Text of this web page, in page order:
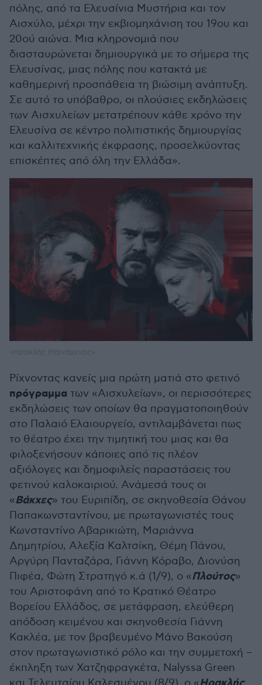
πόλης, από τα Ελευσίνια Μυστήρια και τον
Αισχύλο, μέχρι την εκβιομηχάνιση του 19ου και
20ού αιώνα. Μια κληρονομιά που
διασταυρώνεται δημιουργικά με το σήμερα της
Ελευσίνας, μιας πόλης που κατακτά με
καθημερινή προσπάθεια τη βιώσιμη ανάπτυξη.
Σε αυτό το υπόβαθρο, οι πλούσιες εκδηλώσεις
των Αισχυλείων μετατρέπουν κάθε χρόνο την
Ελευσίνα σε κέντρο πολιτιστικής δημιουργίας
και καλλιτεχνικής έκφρασης, προσελκύοντας
επισκέπτες από όλη την Ελλάδα».
Ρίχνοντας κανείς μια πρώτη ματιά στο φετινό
πρόγραμμα των «Αισχυλείων», οι περισσότερες
εκδηλώσεις των οποίων θα πραγματοποιηθούν
στο Παλαιό Ελαιουργείο, αντιλαμβάνεται πως
το θέατρο έχει την τιμητική του μιας και θα
φιλοξενήσουν κάποιες από τις πλέον
αξιόλογες και δημοφιλείς παραστάσεις του
φετινού καλοκαιριού. Ανάμεσά τους οι
«Βάκχες» του Ευριπίδη, σε σκηνοθεσία Θάνου
Παπακωνσταντίνου, με πρωταγωνιστές τους
Κωνσταντίνο Αβαρικιώτη, Μαριάννα
Δημητρίου, Αλεξία Καλτσίκη, Θέμη Πάνου,
Αργύρη Πανταζάρα, Γιάννη Κόραβο, Διονύση
Πιφέα, Φώτη Στρατηγό κ.ά (1/9), ο «Πλούτος»
του Αριστοφάνη από το Κρατικό Θέατρο
Βορείου Ελλάδος, σε μετάφραση, ελεύθερη
απόδοση κειμένου και σκηνοθεσία Γιάννη
Κακλέα, με τον βραβευμένο Μάνο Βακούση
στον πρωταγωνιστικό ρόλο και την συμμετοχή –
έκπληξη των Χατζηφραγκέτα, Nalyssa Green